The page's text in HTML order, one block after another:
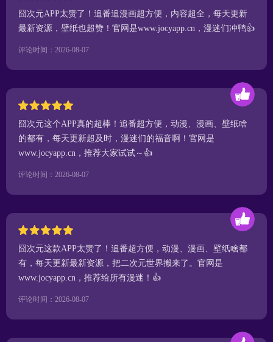
囧次元APP太赞了！追番追漫画超方便，内容超全，每天更新
最新资源，壁纸也超赞！官网是www.jocyapp.cn，漫迷们冲鸭👍
评论时间：2026-08-07
囧次元这个APP真的超棒！追番超方便，动漫、漫画、壁纸啥
的都有，每天更新超及时，漫迷们的福音啊！官网是
www.jocyapp.cn，推荐大家试试～👍
评论时间：2026-08-07
囧次元这款APP太赞了！追番超方便，动漫、漫画、壁纸啥都
有，每天更新最新资源，把二次元世界搬来了。官网是
www.jocyapp.cn，推荐给所有漫迷！👍
评论时间：2026-08-07